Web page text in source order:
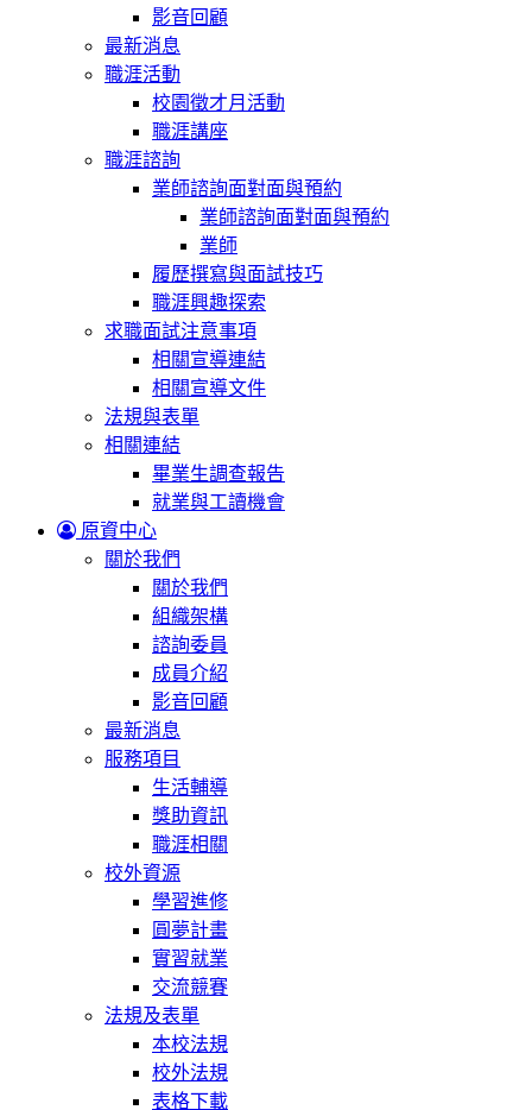
影音回顧
最新消息
職涯活動
校園徵才月活動
職涯講座
職涯諮詢
業師諮詢面對面與預約
業師諮詢面對面與預約
業師
履歷撰寫與面試技巧
職涯興趣探索
求職面試注意事項
相關宣導連結
相關宣導文件
法規與表單
相關連結
畢業生調查報告
就業與工讀機會
原資中心
關於我們
關於我們
組織架構
諮詢委員
成員介紹
影音回顧
最新消息
服務項目
生活輔導
獎助資訊
職涯相關
校外資源
學習進修
圓夢計畫
實習就業
交流競賽
法規及表單
本校法規
校外法規
表格下載